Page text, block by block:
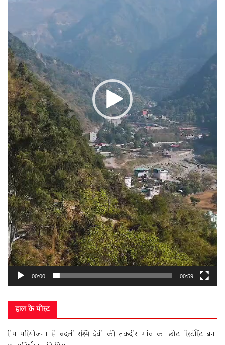
00:00 00:59
हाल के पोस्ट
रीप परियोजना से बदली रश्मि देवी की तकदीर, गांव का छोटा रेस्टोरेंट बना